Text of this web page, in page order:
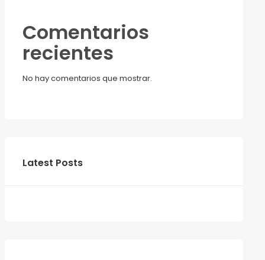
Comentarios
recientes
No hay comentarios que mostrar.
Latest Posts